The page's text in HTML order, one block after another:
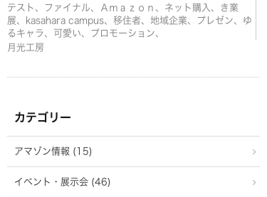
テスト、ファイナル、Ａｍａｚｏｎ、ネット購入、き業
展、kasahara campus、移住者、地域企業、プレゼン、ゆ
るキャラ、可愛い、プロモーション、
月光工房
カテゴリー
アマゾン情報 (15)
イベント・展示会 (46)